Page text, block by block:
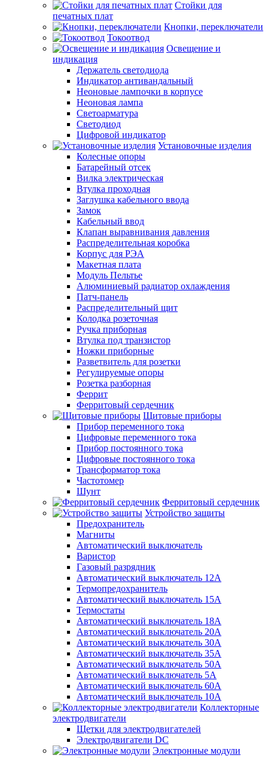
Стойки для
печатных плат
Кнопки, переключатели
Токоотвод
Освещение и
индикация
Держатель светодиода
Индикатор антивандальный
Неоновые лампочки в корпусе
Неоновая лампа
Светоарматура
Светодиод
Цифровой индикатор
Установочные изделия
Колесные опоры
Батарейный отсек
Вилка электрическая
Втулка проходная
Заглушка кабельного ввода
Замок
Кабельный ввод
Клапан выравнивания давления
Распределительная коробка
Корпус для РЭА
Макетная плата
Модуль Пельтье
Алюминиевый радиатор охлаждения
Патч-панель
Распределительный щит
Колодка розеточная
Ручка приборная
Втулка под транзистор
Ножки приборные
Разветвитель для розетки
Регулируемые опоры
Розетка разборная
Феррит
Ферритовый сердечник
Щитовые приборы
Прибор переменного тока
Цифровые переменного тока
Прибор постоянного тока
Цифровые постоянного тока
Трансформатор тока
Частотомер
Шунт
Ферритовый сердечник
Устройство защиты
Предохранитель
Магниты
Автоматический выключатель
Варистор
Газовый разрядник
Автоматический выключатель 12А
Термопредохранитель
Автоматический выключатель 15А
Термостаты
Автоматический выключатель 18А
Автоматический выключатель 20А
Автоматический выключатель 30А
Автоматический выключатель 35А
Автоматический выключатель 50А
Автоматический выключатель 5А
Автоматический выключатель 60А
Автоматический выключатель 10А
Коллекторные
электродвигатели
Щетки для электродвигателей
Электродвигатели DC
Электронные модули